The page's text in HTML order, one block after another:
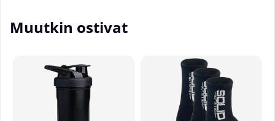
Tämä treenikassi on täydellinen kuntosalikassi!
Materiaali: 100% polyesteriä
Muutkin ostivat